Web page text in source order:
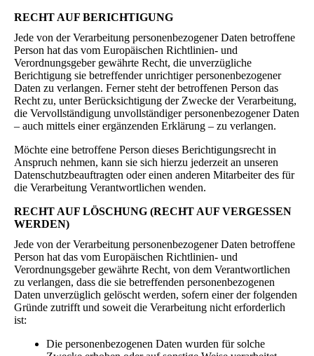
RECHT AUF BERICHTIGUNG
Jede von der Verarbeitung personenbezogener Daten betroffene
Person hat das vom Europäischen Richtlinien- und
Verordnungsgeber gewährte Recht, die unverzügliche
Berichtigung sie betreffender unrichtiger personenbezogener
Daten zu verlangen. Ferner steht der betroffenen Person das
Recht zu, unter Berücksichtigung der Zwecke der Verarbeitung,
die Vervollständigung unvollständiger personenbezogener Daten
– auch mittels einer ergänzenden Erklärung – zu verlangen.
Möchte eine betroffene Person dieses Berichtigungsrecht in
Anspruch nehmen, kann sie sich hierzu jederzeit an unseren
Datenschutzbeauftragten oder einen anderen Mitarbeiter des für
die Verarbeitung Verantwortlichen wenden.
RECHT AUF LÖSCHUNG (RECHT AUF VERGESSEN
WERDEN)
Jede von der Verarbeitung personenbezogener Daten betroffene
Person hat das vom Europäischen Richtlinien- und
Verordnungsgeber gewährte Recht, von dem Verantwortlichen
zu verlangen, dass die sie betreffenden personenbezogenen
Daten unverzüglich gelöscht werden, sofern einer der folgenden
Gründe zutrifft und soweit die Verarbeitung nicht erforderlich
ist:
Die personenbezogenen Daten wurden für solche